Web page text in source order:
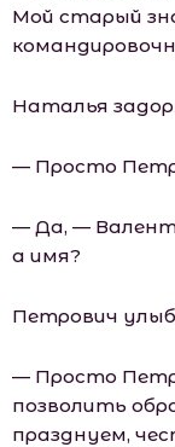
Мой старый
Наталья
— Просто
— Да, —
а имя?
Петрович
— Просто
позволить
празднуем,